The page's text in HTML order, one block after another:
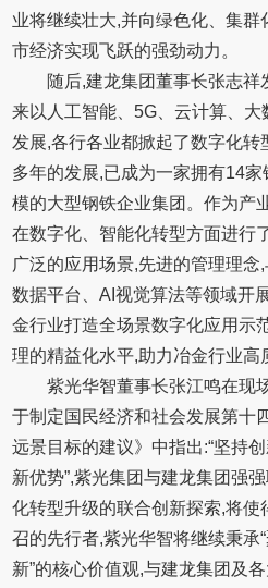
业将继续壮大,并向绿色化、集
市经济实现飞跃的强劲动力。
随后,建龙集团董事长张志
来以人工智能、5G、云计算、
发展,各行各业都掀起了数字化
多年的发展,已成为一家拥有14
模的大型钢铁企业集团。作为产
在数字化、智能化转型方面进行
广泛的应用场景,先进的管理理
数据平台、AI视觉算法等领域开
金行业打造全场景数字化应用示
理的精益化水平,助力冶金行业高
紫光华智董事长张江鸣在现
于制定国民经济和社会发展第十
远景目标的建议》中指出:“坚持
新优势”,紫光集团与建龙集团强
化转型升级的联合创新探索,将
召的先行者,紫光华智将继续秉承
新”的核心价值观,与建龙集团及